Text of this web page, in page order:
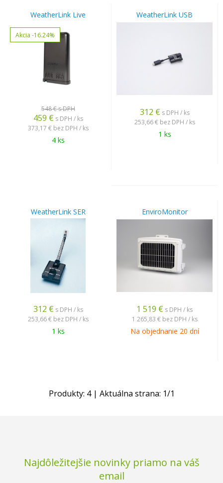
WeatherLink Live
Akcia -16.24%
548 €s DPH
459 € s DPH / ks
373,17 € bez DPH / ks
4 ks
WeatherLink USB
312 € s DPH / ks
253,66 € bez DPH / ks
1 ks
WeatherLink SER
312 € s DPH / ks
253,66 € bez DPH / ks
1 ks
EnviroMonitor
1 519 € s DPH / ks
1 265,83 € bez DPH / ks
Na objednanie 20 dní
Produkty: 4| Aktuálna strana: 1/1
Najdôležitejšie novinky priamo na váš
email